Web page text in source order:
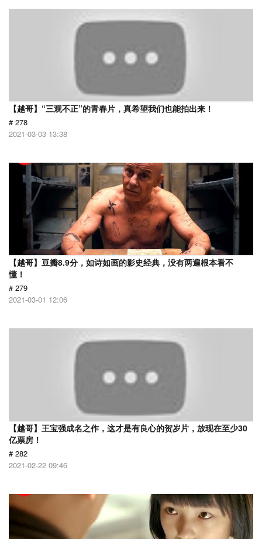
【越哥】“三观不正”的青春片，真希望我们也能拍出来！
# 278
2021-03-03 13:38
【越哥】豆瓣8.9分，如诗如画的影史经典，没有两遍根本看不
懂！
# 279
2021-03-01 12:06
【越哥】王宝强成名之作，这才是有良心的贺岁片，放现在至少30
亿票房！
# 282
2021-02-22 09:46